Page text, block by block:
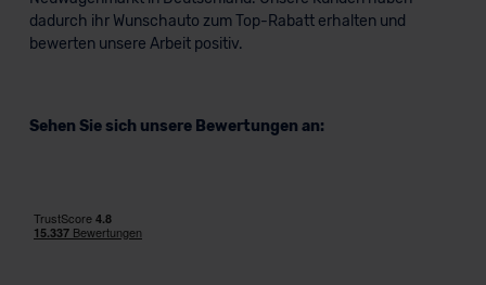
dadurch ihr Wunschauto zum Top-Rabatt erhalten und
bewerten unsere Arbeit positiv.
Sehen Sie sich unsere Bewertungen an: